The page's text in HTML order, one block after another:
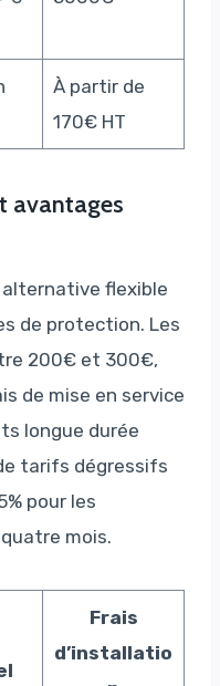
À partir de
170€ HT
avantages
flexible
de protection. Les
200€ et 300€,
de mise en service
longue durée
tarifs dégressifs
pour les
mois.
Frais
d’installatio